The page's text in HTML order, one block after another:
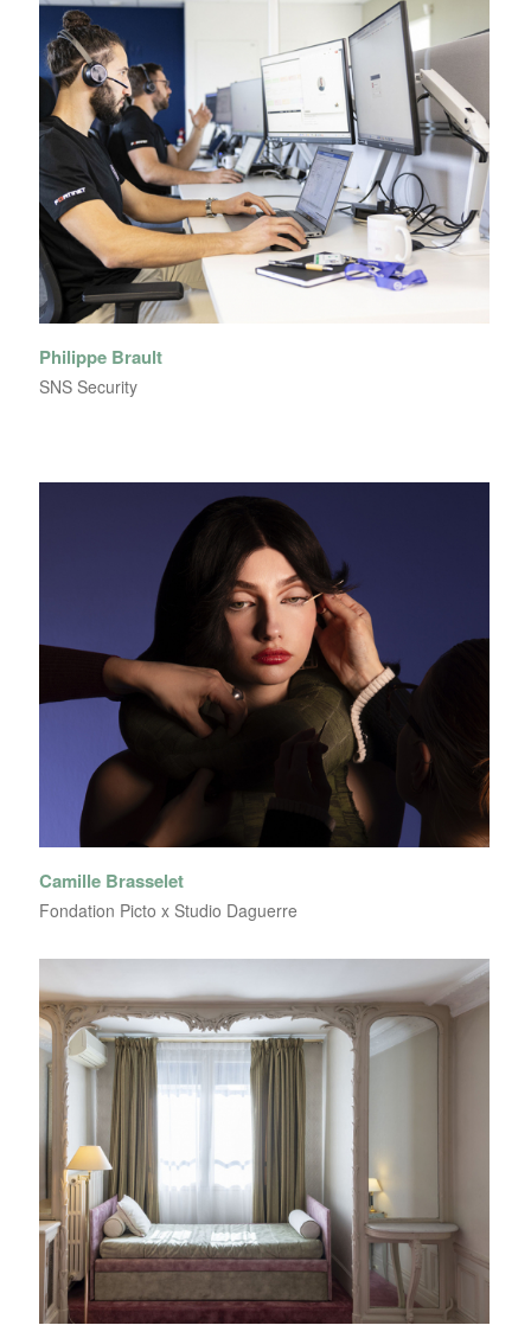
Philippe Brault
SNS Security
Camille Brasselet
Fondation Picto x Studio Daguerre